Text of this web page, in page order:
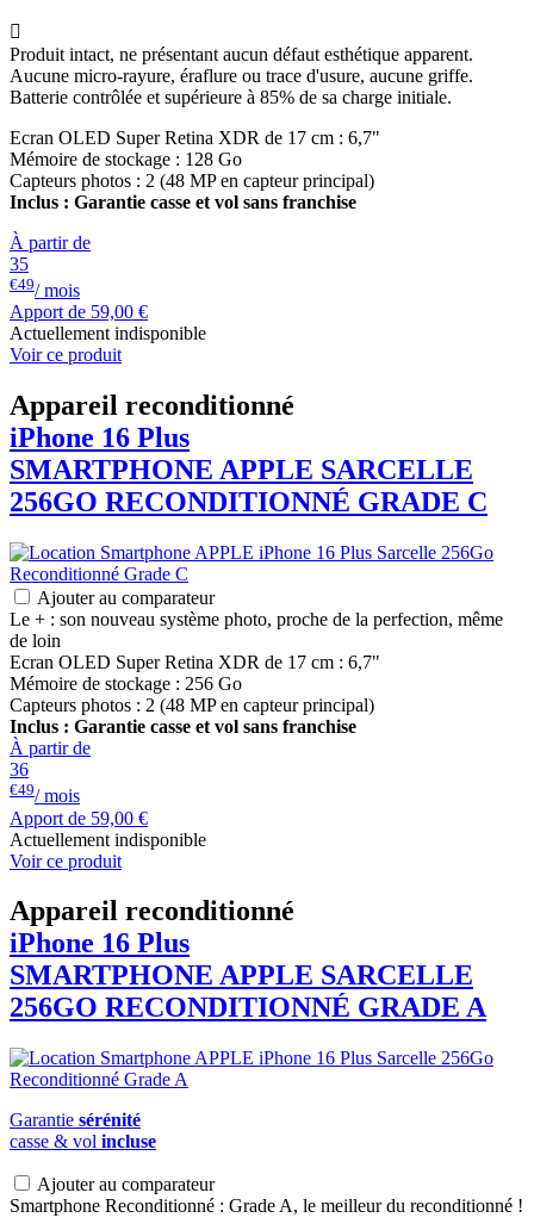

Produit intact, ne présentant aucun défaut esthétique apparent.
Aucune micro-rayure, éraflure ou trace d'usure, aucune griffe.
Batterie contrôlée et supérieure à 85% de sa charge initiale.
Ecran OLED Super Retina XDR de 17 cm : 6,7"
Mémoire de stockage : 128 Go
Capteurs photos : 2 (48 MP en capteur principal)
Inclus : Garantie casse et vol sans franchise
À partir de
35
€49/ mois
Apport de 59,00 €
Actuellement indisponible
Voir ce produit
Appareil reconditionné
iPhone 16 Plus
SMARTPHONE APPLE SARCELLE
256GO RECONDITIONNÉ GRADE C
Ajouter au comparateur
Le + : son nouveau système photo, proche de la perfection, même
de loin
Ecran OLED Super Retina XDR de 17 cm : 6,7"
Mémoire de stockage : 256 Go
Capteurs photos : 2 (48 MP en capteur principal)
Inclus : Garantie casse et vol sans franchise
À partir de
36
€49/ mois
Apport de 59,00 €
Actuellement indisponible
Voir ce produit
Appareil reconditionné
iPhone 16 Plus
SMARTPHONE APPLE SARCELLE
256GO RECONDITIONNÉ GRADE A
Garantie sérénité
casse & vol incluse
Ajouter au comparateur
Smartphone Reconditionné : Grade A, le meilleur du reconditionné !